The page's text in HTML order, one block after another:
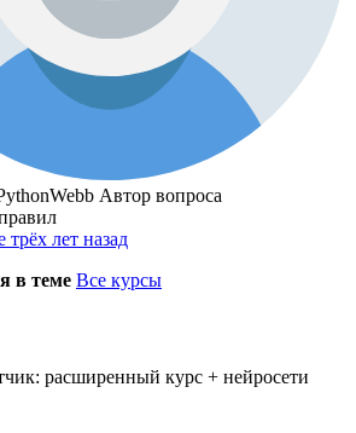
Автор вопроса
трёх лет назад
в теме Все курсы
расширенный курс + нейросети